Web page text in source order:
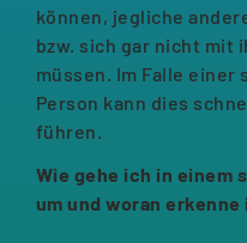
können, jegliche
bzw. sich gar nicht mit
müssen. Im Falle
Person kann dies
führen.
Wie gehe ich in einem
um und woran